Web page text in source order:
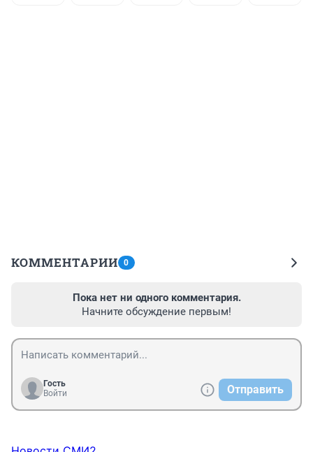
КОММЕНТАРИИ 0
Пока нет ни одного комментария.
Начните обсуждение первым!
Гость
Войти
Отправить